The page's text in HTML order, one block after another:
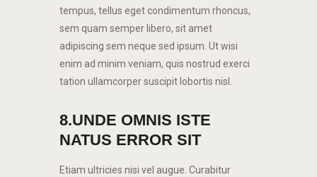
tempus, tellus eget condimentum rhoncus,
sem quam semper libero, sit amet
adipiscing sem neque sed ipsum. Ut wisi
enim ad minim veniam, quis nostrud exerci
tation ullamcorper suscipit lobortis nisl.
8.UNDE OMNIS ISTE
NATUS ERROR SIT
Etiam ultricies nisi vel augue. Curabitur